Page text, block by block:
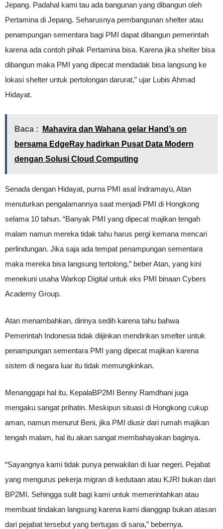
Jepang. Padahal kami tau ada bangunan yang dibangun oleh
Pertamina di Jepang. Seharusnya pembangunan shelter atau
penampungan sementara bagi PMI dapat dibangun pemerintah
karena ada contoh pihak Pertamina bisa. Karena jika shelter bisa
dibangun maka PMI yang dipecat mendadak bisa langsung ke
lokasi shelter untuk pertolongan darurat,” ujar Lubis Ahmad
Hidayat.
Baca :
Mahavira dan Wahana gelar Hand’s on
bersama EdgeRay hadirkan Pusat Data Modern
dengan Solusi Cloud Computing
Senada dengan Hidayat, purna PMI asal Indramayu, Atan
menuturkan pengalamannya saat menjadi PMI di Hongkong
selama 10 tahun. “Banyak PMI yang dipecat majikan tengah
malam namun mereka tidak tahu harus pergi kemana mencari
perlindungan. Jika saja ada tempat penampungan sementara
maka mereka bisa langsung tertolong,” beber Atan, yang kini
menekuni usaha Warkop Digital untuk eks PMI binaan Cybers
Academy Group.
Atan menambahkan, dirinya sedih karena tahu bahwa
Pemerintah Indonesia tidak diijinkan mendirikan smelter untuk
penampungan sementara PMI yang dipecat majikan karena
sistem di negara luar itu tidak memungkinkan.
Menanggapi hal itu, KepalaBP2MI Benny Ramdhani juga
mengaku sangat prihatin. Meskipun situasi di Hongkong cukup
aman, namun menurut Beni, jika PMI diusir dari rumah majikan
tengah malam, hal itu akan sangat membahayakan baginya.
“Sayangnya kami tidak punya perwakilan di luar negeri. Pejabat
yang mengurus pekerja migran di kedutaan atau KJRI bukan dari
BP2MI. Sehingga sulit bagi kami untuk memerintahkan atau
membuat tindakan langsung karena kami dianggap bukan atasan
dari pejabat tersebut yang bertugas di sana,” bebernya.